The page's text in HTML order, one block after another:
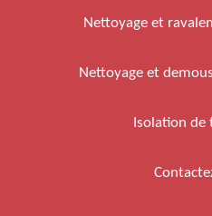
Nettoyage et
Nettoyage et
Isolation